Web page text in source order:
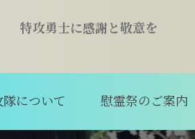
特攻勇士に感謝と敬意を
隊について 慰霊祭のご案内